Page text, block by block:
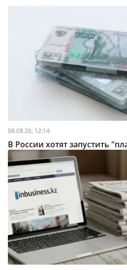
08.08.26, 12:14
В России хотят запустить